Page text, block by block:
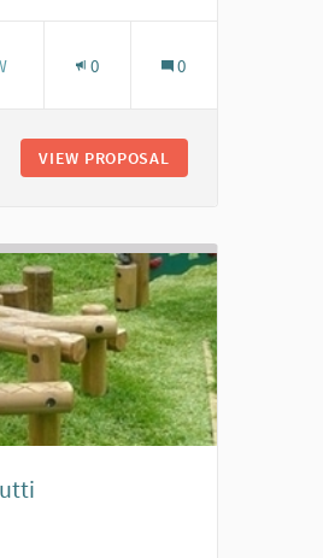
0 0
VIEW PROPOSAL